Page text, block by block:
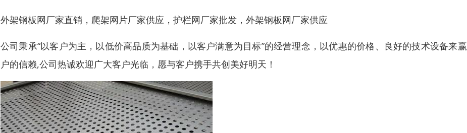
外架钢板网厂家直销，爬架网片厂家供应，护栏网厂家批发，外架钢板网厂家供应
公司秉承“以客户为主，以低价高品质为基础，以客户满意为目标”的经营理念，以优惠的价格、良好的技术设备来
户的信赖,公司热诚欢迎广大客户光临，愿与客户携手共创美好明天！